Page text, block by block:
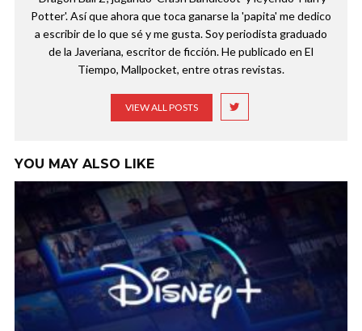
Potter'. Así que ahora que toca ganarse la 'papita' me dedico
a escribir de lo que sé y me gusta. Soy periodista graduado
de la Javeriana, escritor de ficción. He publicado en El
Tiempo, Mallpocket, entre otras revistas.
VIEW ALL POSTS
YOU MAY ALSO LIKE